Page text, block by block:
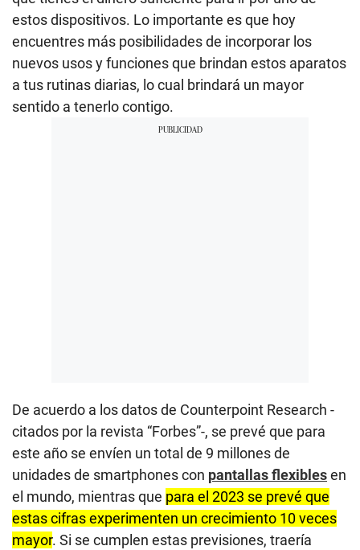
estos dispositivos. Lo importante es que hoy
encuentres más posibilidades de incorporar los
nuevos usos y funciones que brindan estos aparatos
a tus rutinas diarias, lo cual brindará un mayor
sentido a tenerlo contigo.
De acuerdo a los datos de Counterpoint Research -
citados por la revista “Forbes”-, se prevé que para
este año se envíen un total de 9 millones de
unidades de smartphones con pantallas flexiblesen
el mundo, mientras que para el 2023 se prevé que
estas cifras experimenten un crecimiento 10 veces
mayor. Si se cumplen estas previsiones, traería